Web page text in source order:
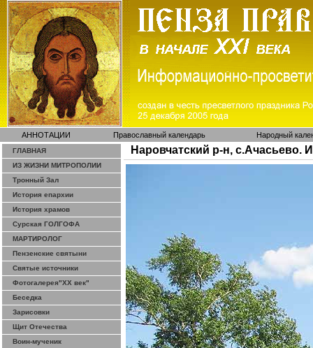
АННОТАЦИИ Православный календарь Народный
ГЛАВНАЯ
ИЗ ЖИЗНИ МИТРОПОЛИИ
Тронный Зал
История епархии
История храмов
Сурская ГОЛГОФА
МАРТИРОЛОГ
Пензенские святыни
Святые источники
Фотогалерея"ХХ век"
Беседка
Зарисовки
Щит Отечества
Воин-мученик
Наровчатский р-н, с.Ачасьево.